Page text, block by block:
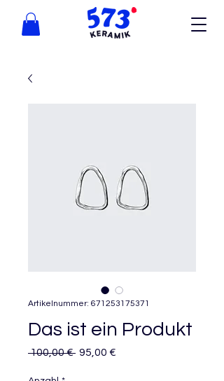
Artikelnummer: 671253175371
Das ist ein Produkt
100,00 € Standardpreis
95,00 €